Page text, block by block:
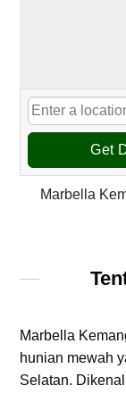
Get
Marbella
Marbella
hunian mewah
Selatan.